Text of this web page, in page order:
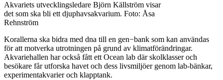
Akvariets utvecklingsledare Björn Källström visar
det som ska bli ett djuphavsakvarium. Foto: Åsa
Rehnström
Korallerna ska bidra med dna till en gen−bank som kan användas
för att motverka utrotningen på grund av klimatförändringar.
Akvariehallen har också fått ett Ocean lab där skolklasser och
besökare får utforska havet och dess livsmiljöer genom lab-bänkar,
experimentakvarier och klapptank.